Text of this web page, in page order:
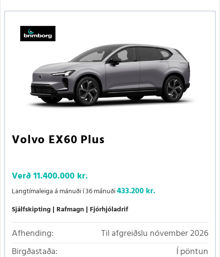
Volvo EX60 Plus
Verð11.400.000 kr.
Langtímaleiga á mánuði í 36 mánuði433.200 kr.
Sjálfskipting Rafmagn Fjórhjóladrif
Afhending:
Til afgreiðslu nóvember 2026
Birgðastaða:
Í pöntun